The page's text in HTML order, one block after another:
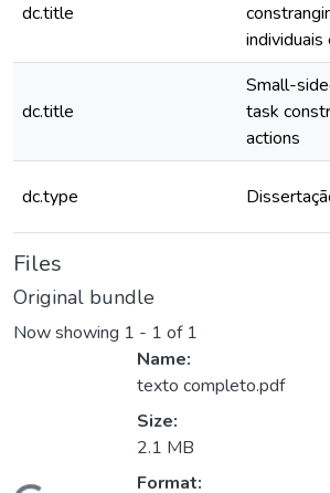
dc.title
dc.title
Small-
task
actions
dc.type
Files
Original bundle
Now showing 1 - 1 of 1
Name:
texto completo.pdf
Size:
2.1 MB
Format: